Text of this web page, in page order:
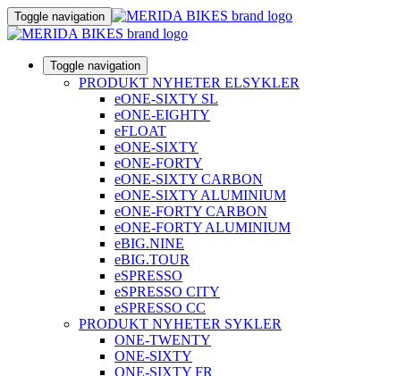
Toggle navigation
Toggle navigation
PRODUKT NYHETER ELSYKLER
eONE-SIXTY SL
eONE-EIGHTY
eFLOAT
eONE-SIXTY
eONE-FORTY
eONE-SIXTY CARBON
eONE-SIXTY ALUMINIUM
eONE-FORTY CARBON
eONE-FORTY ALUMINIUM
eBIG.NINE
eBIG.TOUR
eSPRESSO
eSPRESSO CITY
eSPRESSO CC
PRODUKT NYHETER SYKLER
ONE-TWENTY
ONE-SIXTY
ONE-SIXTY FR